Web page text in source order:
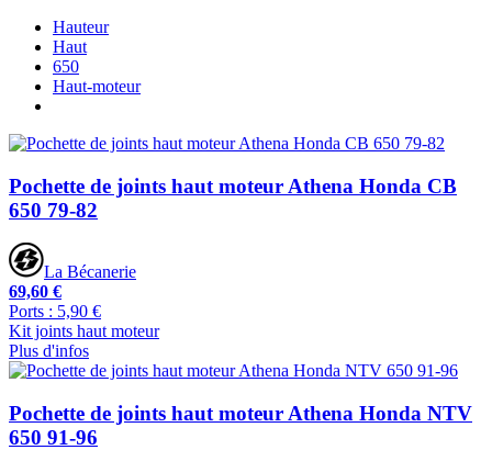
Hauteur
Haut
650
Haut-moteur
Pochette de joints haut moteur Athena Honda CB
650 79-82
La Bécanerie
69,60 €
Ports : 5,90 €
Kit joints haut moteur
Plus d'infos
Pochette de joints haut moteur Athena Honda NTV
650 91-96